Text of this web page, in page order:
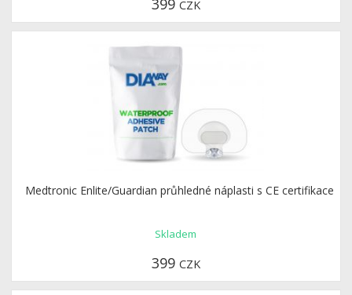
CZK
Medtronic Enlite/Guardian průhledné náplasti s CE certifikace
Skladem
399 CZK